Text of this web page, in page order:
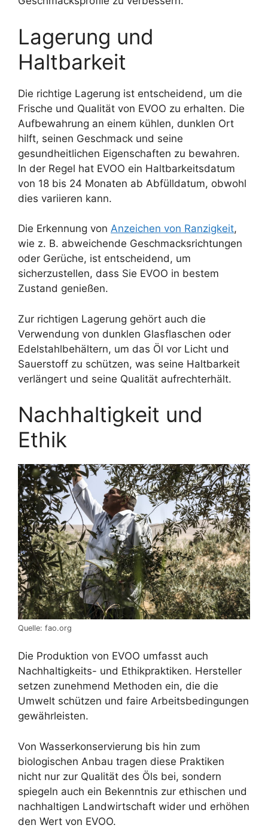
Lagerung und
Haltbarkeit
Die richtige Lagerung ist entscheidend, um die
Frische und Qualität von EVOO zu erhalten. Die
Aufbewahrung an einem kühlen, dunklen Ort
hilft, seinen Geschmack und seine
gesundheitlichen Eigenschaften zu bewahren.
In der Regel hat EVOO ein Haltbarkeitsdatum
von 18 bis 24 Monaten ab Abfülldatum, obwohl
dies variieren kann.
Die Erkennung von Anzeichen von Ranzigkeit,
wie z. B. abweichende Geschmacksrichtungen
oder Gerüche, ist entscheidend, um
sicherzustellen, dass Sie EVOO in bestem
Zustand genießen.
Zur richtigen Lagerung gehört auch die
Verwendung von dunklen Glasflaschen oder
Edelstahlbehältern, um das Öl vor Licht und
Sauerstoff zu schützen, was seine Haltbarkeit
verlängert und seine Qualität aufrechterhält.
Nachhaltigkeit und
Ethik
Quelle: fao.org
Die Produktion von EVOO umfasst auch
Nachhaltigkeits- und Ethikpraktiken. Hersteller
setzen zunehmend Methoden ein, die die
Umwelt schützen und faire Arbeitsbedingungen
gewährleisten.
Von Wasserkonservierung bis hin zum
biologischen Anbau tragen diese Praktiken
nicht nur zur Qualität des Öls bei, sondern
spiegeln auch ein Bekenntnis zur ethischen und
nachhaltigen Landwirtschaft wider und erhöhen
den Wert von EVOO.